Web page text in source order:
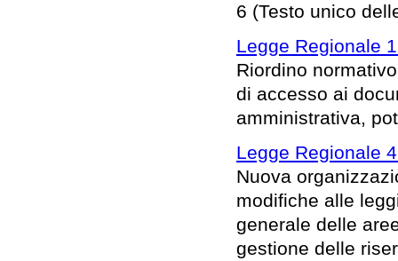
6 (Testo unico
Legge Regionale
Riordino
di accesso ai
amministrativa,
Legge Regionale
Nuova
modifiche alle
generale delle
gestione delle